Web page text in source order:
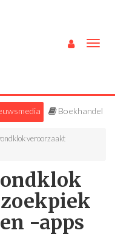
Boekhandel
veroorzaakt
-apps